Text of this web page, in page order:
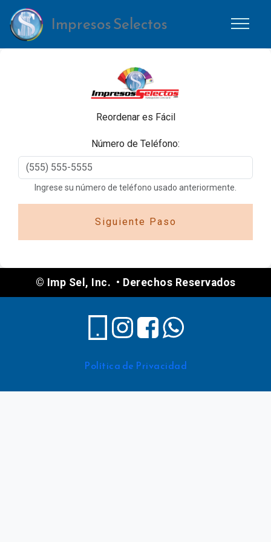
Impresos Selectos
Reordenar es Fácil
Número de Teléfono:
Ingrese su número de teléfono usado anteriormente.
Siguiente Paso
© Imp Sel, Inc. • Derechos Reservados
Política de Privacidad